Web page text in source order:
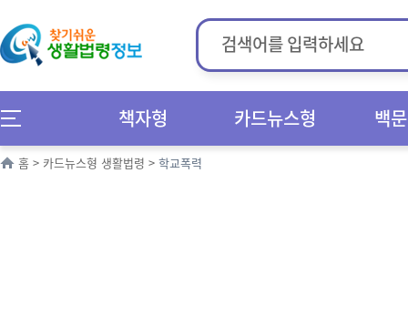
책자형 카드뉴스형 백
홈 > 카드뉴스형 생활법령 > 학교폭력